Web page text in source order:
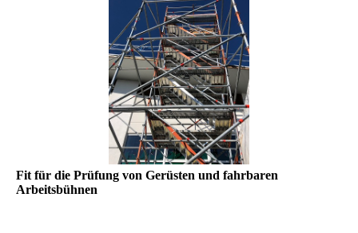
Fit für die Prüfung von Gerüsten und fahrbaren
Arbeitsbühnen